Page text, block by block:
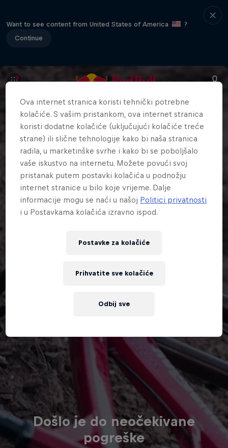
Want to see content from United States of America
?
Continue
Došlo je do neočekivane
pogreške
Ova internet stranica koristi tehnički potrebne
kolačiće. S vašim pristankom, ova internet stranica
koristi dodatne kolačiće (uključujući kolačiće treće
strane) ili slične tehnologije kako bi naša stranica
radila, u marketinške svrhe i kako bi se poboljšalo
vaše iskustvo na internetu. Možete povući svoj
pristanak putem postavki kolačića u podnožju
internet stranice u bilo koje vrijeme. Dalje
informacije mogu se naći u našoj Politici privatnosti
i u Postavkama kolačića izravno ispod.
Postavke za kolačiće
Odbij sve
Prihvatite sve kolačiće